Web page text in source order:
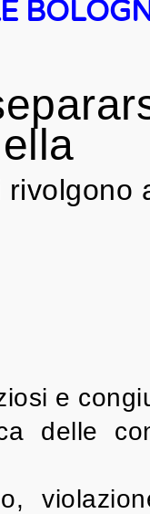
rivolgono
e
delle